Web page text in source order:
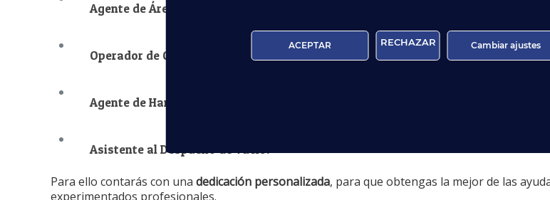
Agente de Área de Movimiento,
Operador de Centros de Facilitación Aeroportuaria,
Agente de Handling,
Asistente al Despacho de vuelo.
Para ello contarás con unadedicación personalizada, para que obtengas la mejor de las
experimentados profesionales.
ACEPTAR RECHAZAR Cambiar ajustes